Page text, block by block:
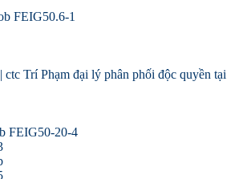
FEIG50.6-1
Trí Phạm đại lý phân phối độc quyền tại
FEIG50-20-4